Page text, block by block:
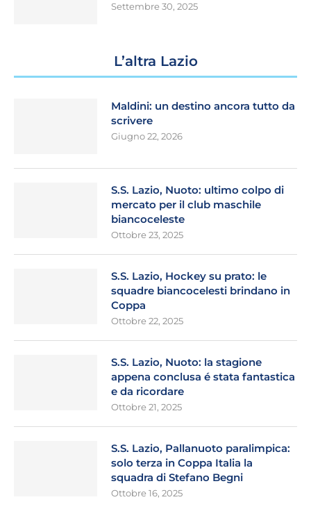
Settembre 30, 2025
L’altra Lazio
Maldini: un destino ancora tutto da
scrivere
Giugno 22, 2026
S.S. Lazio, Nuoto: ultimo colpo di
mercato per il club maschile
biancoceleste
Ottobre 23, 2025
S.S. Lazio, Hockey su prato: le
squadre biancocelesti brindano in
Coppa
Ottobre 22, 2025
S.S. Lazio, Nuoto: la stagione
appena conclusa é stata fantastica
e da ricordare
Ottobre 21, 2025
S.S. Lazio, Pallanuoto paralimpica:
solo terza in Coppa Italia la
squadra di Stefano Begni
Ottobre 16, 2025